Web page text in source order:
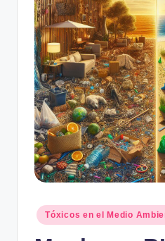
Posted
in
Tóxicos en el Medio